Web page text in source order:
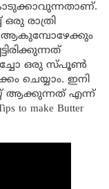
രാത്രി
ആകുമ്പോഴേക്കും
ഒരു സ്പൂൺ
ചെയ്യാം. ഇനി
ആക്കുന്നത് എന്ന്
make Butter